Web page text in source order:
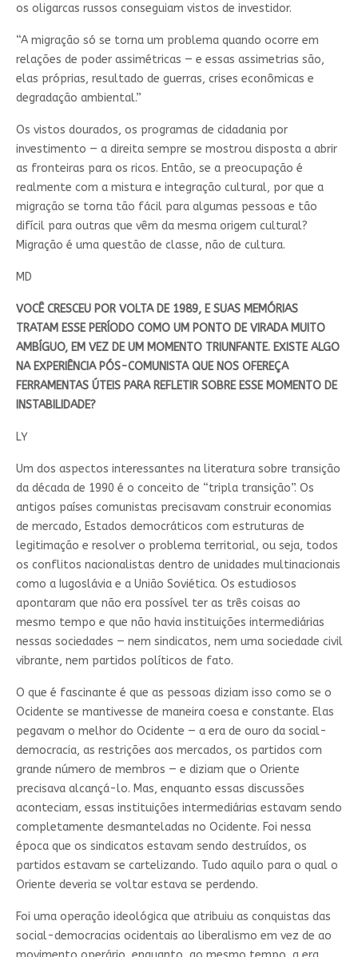
os oligarcas russos conseguiam vistos de investidor.
“A migração só se torna um problema quando ocorre em
relações de poder assimétricas — e essas assimetrias são,
elas próprias, resultado de guerras, crises econômicas e
degradação ambiental.”
Os vistos dourados, os programas de cidadania por
investimento — a direita sempre se mostrou disposta a abrir
as fronteiras para os ricos. Então, se a preocupação é
realmente com a mistura e integração cultural, por que a
migração se torna tão fácil para algumas pessoas e tão
difícil para outras que vêm da mesma origem cultural?
Migração é uma questão de classe, não de cultura.
MD
VOCÊ CRESCEU POR VOLTA DE 1989, E SUAS MEMÓRIAS
TRATAM ESSE PERÍODO COMO UM PONTO DE VIRADA MUITO
AMBÍGUO, EM VEZ DE UM MOMENTO TRIUNFANTE. EXISTE ALGO
NA EXPERIÊNCIA PÓS-COMUNISTA QUE NOS OFEREÇA
FERRAMENTAS ÚTEIS PARA REFLETIR SOBRE ESSE MOMENTO DE
INSTABILIDADE?
LY
Um dos aspectos interessantes na literatura sobre transição
da década de 1990 é o conceito de “tripla transição”. Os
antigos países comunistas precisavam construir economias
de mercado, Estados democráticos com estruturas de
legitimação e resolver o problema territorial, ou seja, todos
os conflitos nacionalistas dentro de unidades multinacionais
como a Iugoslávia e a União Soviética. Os estudiosos
apontaram que não era possível ter as três coisas ao
mesmo tempo e que não havia instituições intermediárias
nessas sociedades — nem sindicatos, nem uma sociedade civil
vibrante, nem partidos políticos de fato.
O que é fascinante é que as pessoas diziam isso como se o
Ocidente se mantivesse de maneira coesa e constante. Elas
pegavam o melhor do Ocidente — a era de ouro da social-
democracia, as restrições aos mercados, os partidos com
grande número de membros — e diziam que o Oriente
precisava alcançá-lo. Mas, enquanto essas discussões
aconteciam, essas instituições intermediárias estavam sendo
completamente desmanteladas no Ocidente. Foi nessa
época que os sindicatos estavam sendo destruídos, os
partidos estavam se cartelizando. Tudo aquilo para o qual o
Oriente deveria se voltar estava se perdendo.
Foi uma operação ideológica que atribuiu as conquistas das
social-democracias ocidentais ao liberalismo em vez de ao